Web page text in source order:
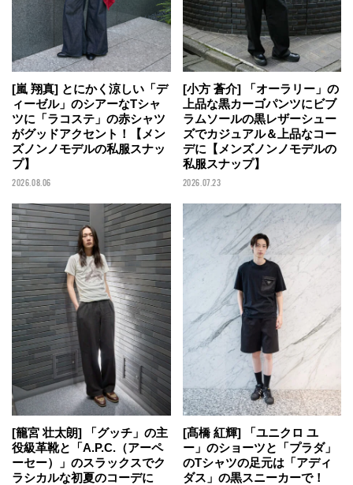
[嵐 翔真] とにかく涼しい「デ
ィーゼル」のシアーなTシャ
ツに「ラコステ」の赤シャツ
がグッドアクセント！【メン
ズノンノモデルの私服スナッ
プ】
2026.08.06
[小方 蒼介] 「オーラリー」の
上品な黒カーゴパンツにビブ
ラムソールの黒レザーシュー
ズでカジュアル＆上品なコー
デに【メンズノンノモデルの
私服スナップ】
2026.07.23
[籠宮 壮太朗] 「グッチ」の主
役級革靴と「A.P.C.（アーペ
ーセー）」のスラックスでク
ラシカルな初夏のコーデに
[髙橋 紅輝] 「ユニクロ ユ
ー」のショーツと「プラダ」
のTシャツの足元は「アディ
ダス」の黒スニーカーで！